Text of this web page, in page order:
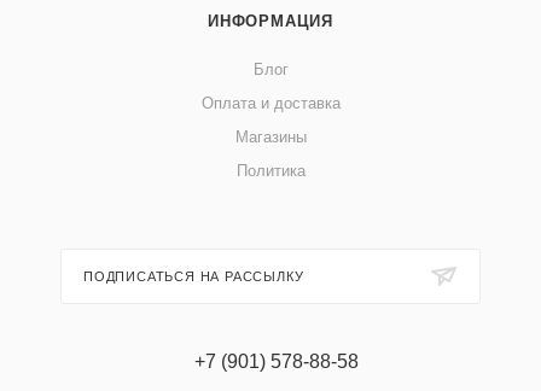
ИНФОРМАЦИЯ
Блог
Оплата и доставка
Магазины
Политика
ПОДПИСАТЬСЯ НА РАССЫЛКУ
+7 (901) 578-88-58